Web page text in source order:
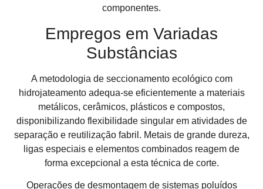
componentes.
Empregos em Variadas
Substâncias
A metodologia de seccionamento ecológico com
hidrojateamento adequa-se eficientemente a materiais
metálicos, cerâmicos, plásticos e compostos,
disponibilizando flexibilidade singular em atividades de
separação e reutilização fabril. Metais de grande dureza,
ligas especiais e elementos combinados reagem de
forma excepcional a esta técnica de corte.
Operações de desmontagem de sistemas poluídos